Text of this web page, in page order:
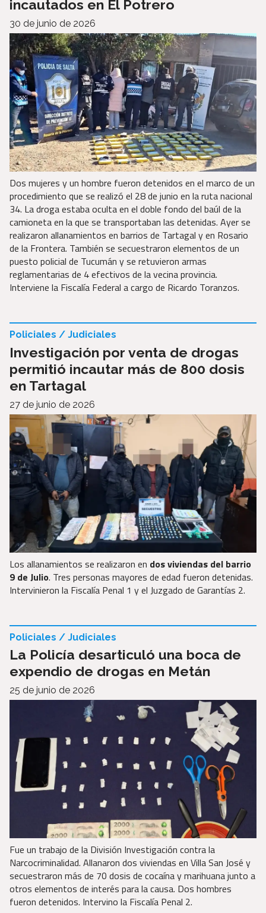
incautados en El Potrero
30 de junio de 2026
Dos mujeres y un hombre fueron detenidos en el marco de un
procedimiento que se realizó el 28 de junio en la ruta nacional
34. La droga estaba oculta en el doble fondo del baúl de la
camioneta en la que se transportaban las detenidas. Ayer se
realizaron allanamientos en barrios de Tartagal y en Rosario
de la Frontera. También se secuestraron elementos de un
puesto policial de Tucumán y se retuvieron armas
reglamentarias de 4 efectivos de la vecina provincia.
Interviene la Fiscalía Federal a cargo de Ricardo Toranzos.
Investigación por venta de drogas
permitió incautar más de 800 dosis
en Tartagal
Policiales / Judiciales
27 de junio de 2026
Los allanamientos se realizaron en dos viviendas del barrio
9 de Julio. Tres personas mayores de edad fueron detenidas.
Intervinieron la Fiscalía Penal 1 y el Juzgado de Garantías 2.
La Policía desarticuló una boca de
expendio de drogas en Metán
Policiales / Judiciales
25 de junio de 2026
Fue un trabajo de la División Investigación contra la
Narcocriminalidad. Allanaron dos viviendas en Villa San José y
secuestraron más de 70 dosis de cocaína y marihuana junto a
otros elementos de interés para la causa. Dos hombres
fueron detenidos. Intervino la Fiscalía Penal 2.